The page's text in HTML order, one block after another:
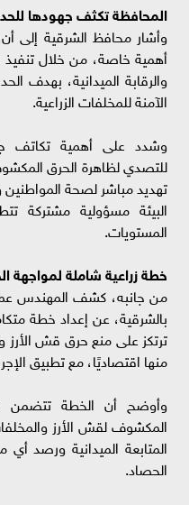
المحافظة تكثف جهودها
وأشار محافظ الشرقية إلى
أهمية خاصة، من خلال تنفيذ
والرقابة الميدانية، بهدف
الآمنة للمخلفات الزراعية.
وشدد على أهمية تكاتف
للتصدي لظاهرة الحرق
تهديد مباشر لصحة المواطنين
البيئة مسؤولية مشتركة
المستويات.
خطة زراعية شاملة
من جانبه، كشف المهندس
بالشرقية، عن إعداد خطة
ترتكز على منع حرق قش الأرز
منها اقتصاديًا، مع تطبيق
وأوضح أن الخطة تتضمن
المكشوف لقش الأرز
المتابعة الميدانية ورصد
الحصاد.